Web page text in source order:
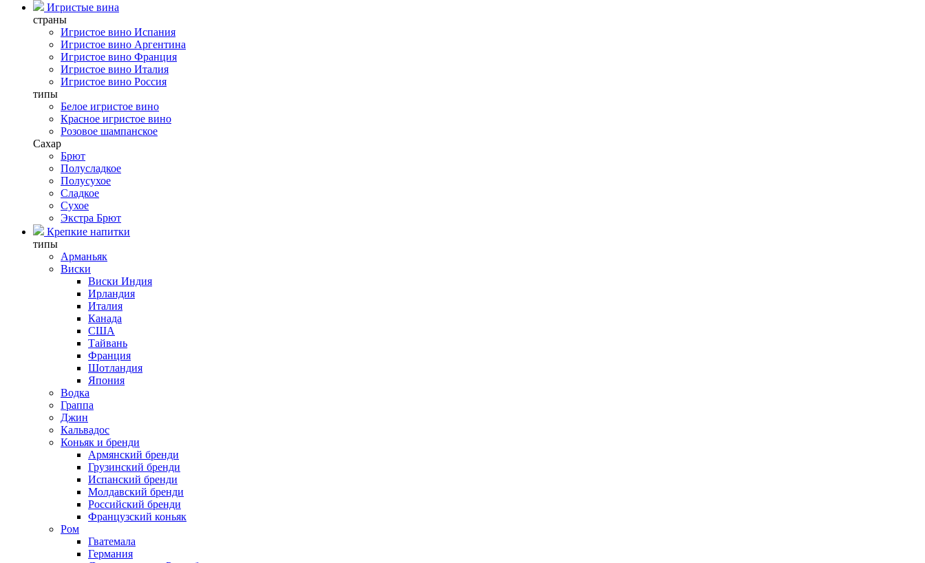
Игристые вина
страны
Игристое вино Испания
Игристое вино Аргентина
Игристое вино Франция
Игристое вино Италия
Игристое вино Россия
типы
Белое игристое вино
Красное игристое вино
Розовое шампанское
Сахар
Брют
Полусладкое
Полусухое
Сладкое
Сухое
Экстра Брют
Крепкие напитки
типы
Арманьяк
Виски
Виски Индия
Ирландия
Италия
Канада
США
Тайвань
Франция
Шотландия
Япония
Водка
Граппа
Джин
Кальвадос
Коньяк и бренди
Армянский бренди
Грузинский бренди
Испанский бренди
Молдавский бренди
Российский бренди
Французский коньяк
Ром
Гватемала
Германия